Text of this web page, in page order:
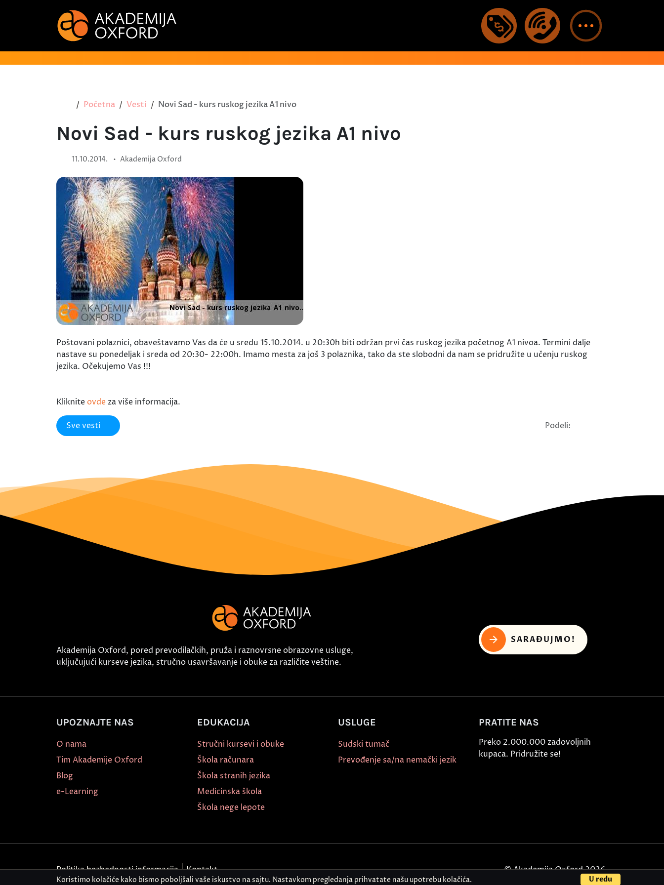
Početna Vesti Novi Sad - kurs ruskog jezika A1 nivo
Novi Sad - kurs ruskog jezika A1 nivo
11.10.2014. • Akademija Oxford
Poštovani polaznici, obaveštavamo Vas da će u sredu 15.10.2014. u 20:30h biti održan prvi čas ruskog jezika početnog A1 nivoa. Termini dalje
nastave su ponedeljak i sreda od 20:30- 22:00h. Imamo mesta za još 3 polaznika, tako da ste slobodni da nam se pridružite u učenju ruskog
jezika. Očekujemo Vas !!!
Kliknite ovde za više informacija.
Sve vesti Podeli:
Akademija Oxford, pored prevodilačkih, pruža i raznovrsne obrazovne usluge,
uključujući kurseve jezika, stručno usavršavanje i obuke za različite veštine.
SARAĐUJMO!
UPOZNAJTE NAS
O nama
Tim Akademije Oxford
Blog
e-Learning
EDUKACIJA
Stručni kursevi i obuke
Škola računara
Škola stranih jezika
Medicinska škola
Škola nege lepote
USLUGE
Sudski tumač
Prevođenje sa/na nemački jezik
PRATITE NAS
Preko 2.000.000 zadovoljnih
kupaca. Pridružite se!
Politika bezbednosti informacija Kontakt © Akademija Oxford 2026.
Koristimo kolačiće kako bismo poboljšali vaše iskustvo na sajtu. Nastavkom pregledanja prihvatate našu upotrebu kolačića. U redu